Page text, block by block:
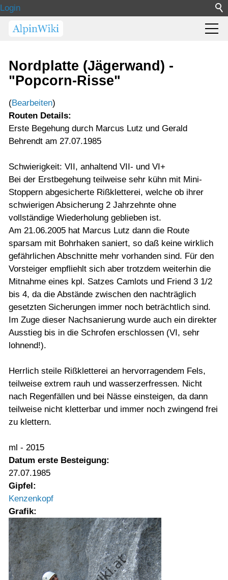
Login
Nordplatte (Jägerwand) -
"Popcorn-Risse"
(Bearbeiten)
Routen Details:
Erste Begehung durch Marcus Lutz und Gerald
Behrendt am 27.07.1985
Schwierigkeit: VII, anhaltend VII- und VI+
Bei der Erstbegehung teilweise sehr kühn mit Mini-
Stoppern abgesicherte Rißkletterei, welche ob ihrer
schwierigen Absicherung 2 Jahrzehnte ohne
vollständige Wiederholung geblieben ist.
Am 21.06.2005 hat Marcus Lutz dann die Route
sparsam mit Bohrhaken saniert, so daß keine wirklich
gefährlichen Abschnitte mehr vorhanden sind. Für den
Vorsteiger empfliehlt sich aber trotzdem weiterhin die
Mitnahme eines kpl. Satzes Camlots und Friend 3 1/2
bis 4, da die Abstände zwischen den nachträglich
gesetzten Sicherungen immer noch beträchtlich sind.
Im Zuge dieser Nachsanierung wurde auch ein direkter
Ausstieg bis in die Schrofen erschlossen (VI, sehr
lohnend!).
Herrlich steile Rißkletterei an hervorragendem Fels,
teilweise extrem rauh und wasserzerfressen. Nicht
nach Regenfällen und bei Nässe einsteigen, da dann
teilweise nicht kletterbar und immer noch zwingend frei
zu klettern.
ml - 2015
Datum erste Besteigung:
27.07.1985
Gipfel:
Kenzenkopf
Grafik: